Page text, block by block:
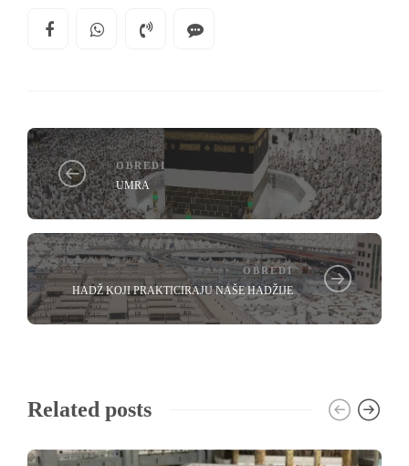
OBREDI
UMRA
OBREDI
HADŽ KOJI PRAKTICIRAJU NAŠE HADŽIJE
Related posts